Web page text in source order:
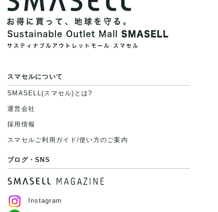
スマセルについて
SMASELL(スマセル)とは?
運営会社
採用情報
スマセルご利用ガイド/使い方のご案内
ブログ・SNS
Instagram